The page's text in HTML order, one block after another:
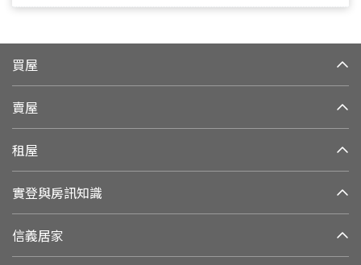
買屋
賣屋
租屋
實登與房訊知識
信義居家